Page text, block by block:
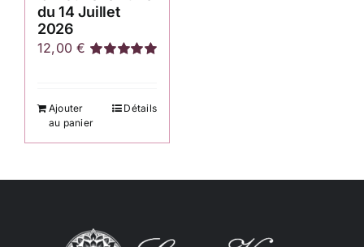
du 14 Juillet
2026
12,00€
Ajouter
au panier
Détails